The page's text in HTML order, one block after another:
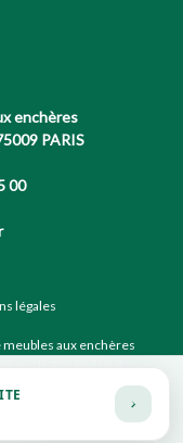
enchères
PARIS
00
légales
aux enchères